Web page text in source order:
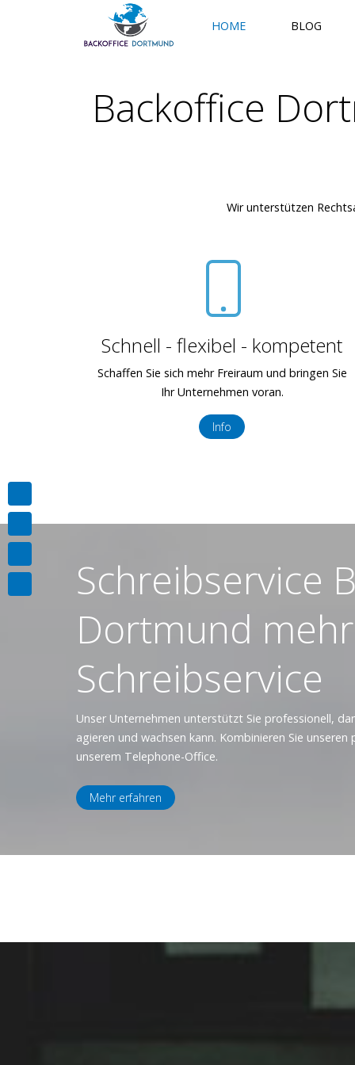
HOME BLOG
Backoffice
Wir unterstützen
Schnell - flexibel - kompetent
Schaffen Sie sich mehr Freiraum und bringen Sie
Ihr Unternehmen voran.
Info
Schreibservice
Dortmund
Schreibservice
Unser Unternehmen unterstützt Sie professionell,
agieren und wachsen kann. Kombinieren Sie
unserem Telephone-Office.
Mehr erfahren